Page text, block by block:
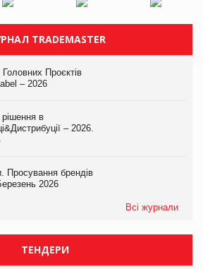
TRADEMASTER
Головних Проєктів
– 2026
рішення в
– 2026.
Просування брендів
2026
Всі журнали
ТЕНДЕРИ